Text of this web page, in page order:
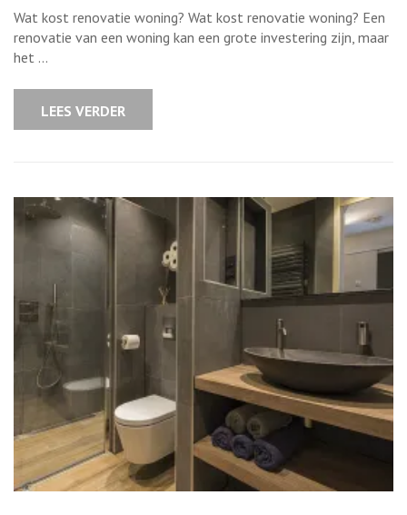
renovatie
woning:
Wat
zijn
Wat kost renovatie woning? Wat kost renovatie woning? Een
renovatie van een woning kan een grote investering zijn, maar
het …
LEES VERDER